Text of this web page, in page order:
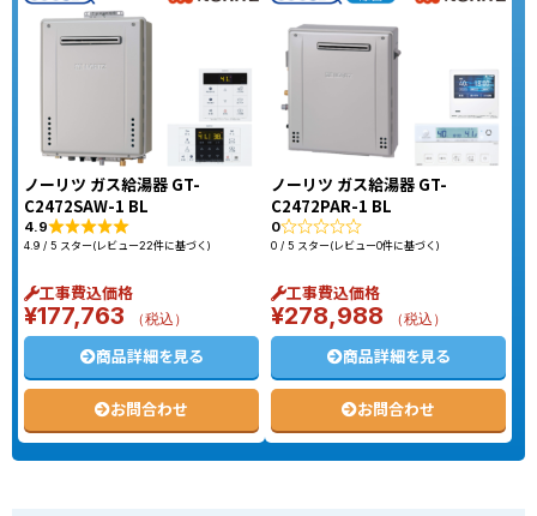
ノーリツ ガス給湯器 GT-
C2472SAW-1 BL
4.9
4.9 / 5 スター(レビュー22件に基づく)
工事費込価格
¥177,763 （税込）
商品詳細を見る
お問合わせ
ノーリツ ガス給湯器 GT-
C2472PAR-1 BL
0
0 / 5 スター(レビュー0件に基づく)
工事費込価格
¥278,988 （税込）
商品詳細を見る
お問合わせ